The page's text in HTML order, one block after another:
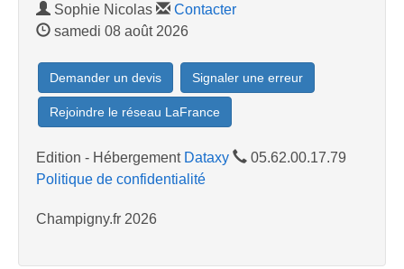
Sophie Nicolas
Contacter
samedi 08 août 2026
Demander un devis Signaler une erreur
Rejoindre le réseau LaFrance
Edition - Hébergement Dataxy
05.62.00.17.79
Politique de confidentialité
Champigny.fr 2026